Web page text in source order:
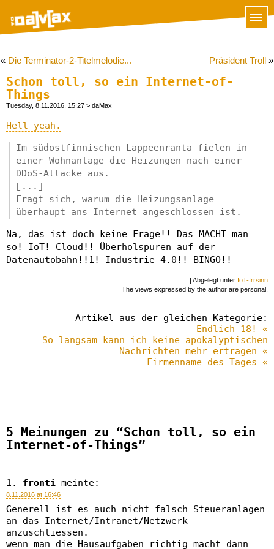
« Die Terminator-2-Titelmelodie... Präsident Troll »
Schon toll, so ein Internet-of-
Things
Tuesday, 8.11.2016, 15:27 > daMax
Hell yeah.
Im südostfinnischen Lappeenranta fielen in
einer Wohnanlage die Heizungen nach einer
DDoS-Attacke aus.
[...]
Fragt sich, warum die Heizungsanlage
überhaupt ans Internet angeschlossen ist.
Na, das ist doch keine Frage!! Das MACHT man
so! IoT! Cloud!! Überholspuren auf der
Datenautobahn!!1! Industrie 4.0!! BINGO!!
| Abgelegt unter IoT-Irrsinn
The views expressed by the author are personal.
Artikel aus der gleichen Kategorie:
Endlich 18! «
So langsam kann ich keine apokalyptischen
Nachrichten mehr ertragen «
Firmenname des Tages «
5 Meinungen zu “Schon toll, so ein
Internet-of-Things”
fronti meinte:
8.11.2016 at 16:46
Generell ist es auch nicht falsch Steueranlagen
an das Internet/Intranet/Netzwerk
anzuschliessen.
wenn man die Hausaufgaben richtig macht dann